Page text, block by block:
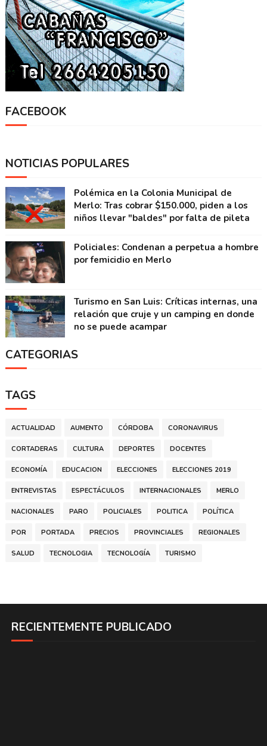
FACEBOOK
NOTICIAS POPULARES
Polémica en la Colonia Municipal de
Merlo: Tras cobrar $150.000, piden a los
niños llevar "baldes" por falta de pileta
Policiales: Condenan a perpetua a hombre
por femicidio en Merlo
Turismo en San Luis: Críticas internas, una
relación que cruje y un camping en donde
no se puede acampar
CATEGORIAS
TAGS
ACTUALIDAD AUMENTO CÓRDOBA CORONAVIRUS
CORTADERAS CULTURA DEPORTES DOCENTES
ECONOMÍA EDUCACION ELECCIONES ELECCIONES 2019
ENTREVISTAS ESPECTÁCULOS INTERNACIONALES MERLO
NACIONALES PARO POLICIALES POLITICA POLÍTICA
POR PORTADA PRECIOS PROVINCIALES REGIONALES
SALUD TECNOLOGIA TECNOLOGÍA TURISMO
RECIENTEMENTE PUBLICADO